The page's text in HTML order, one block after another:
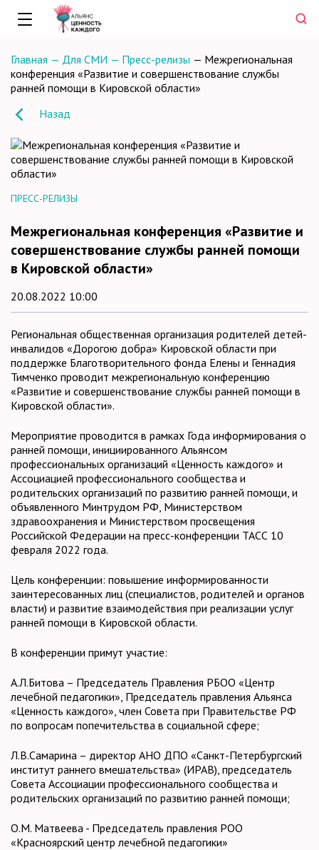
Главная — Для СМИ — Пресс-релизы — Межрегиональная
конференция «Развитие и совершенствование службы
ранней помощи в Кировской области»
Назад
ПРЕСС-РЕЛИЗЫ
Межрегиональная конференция «Развитие и
совершенствование службы ранней помощи
в Кировской области»
20.08.2022 10:00
Региональная общественная организация родителей детей-
инвалидов «Дорогою добра» Кировской области при
поддержке Благотворительного фонда Елены и Геннадия
Тимченко проводит межрегиональную конференцию
«Развитие и совершенствование службы ранней помощи в
Кировской области».
Мероприятие проводится в рамках Года информирования о
ранней помощи, инициированного Альянсом
профессиональных организаций «Ценность каждого» и
Ассоциацией профессионального сообщества и
родительских организаций по развитию ранней помощи, и
объявленного Минтрудом РФ, Министерством
здравоохранения и Министерством просвещения
Российской Федерации на пресс-конференции ТАСС 10
февраля 2022 года.
Цель конференции: повышение информированности
заинтересованных лиц (специалистов, родителей и органов
власти) и развитие взаимодействия при реализации услуг
ранней помощи в Кировской области.
В конференции примут участие:
А.Л.Битова – Председатель Правления РБОО «Центр
лечебной педагогики», Председатель правления Альянса
«Ценность каждого», член Совета при Правительстве РФ
по вопросам попечительства в социальной сфере;
Л.В.Самарина – директор АНО ДПО «Санкт-Петербургский
институт раннего вмешательства» (ИРАВ), председатель
Совета Ассоциации профессионального сообщества и
родительских организаций по развитию ранней помощи;
О.М. Матвеева - Председатель правления РОО
«Красноярский центр лечебной педагогики»